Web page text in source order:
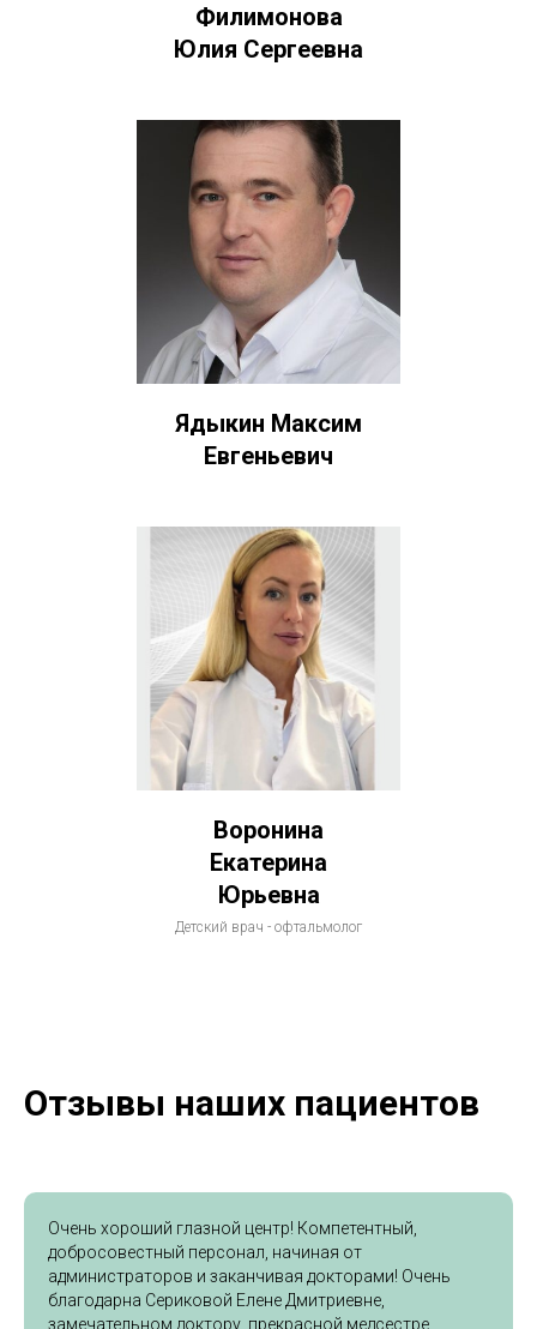
Филимонова
Юлия Сергеевна
Ядыкин Максим
Евгеньевич
Воронина
Екатерина
Юрьевна
Детский врач - офтальмолог
Отзывы наших пациентов
Очень хороший глазной центр! Компетентный,
добросовестный персонал, начиная от
администраторов и заканчивая докторами! Очень
благодарна Сериковой Елене Дмитриевне,
замечательном доктору, прекрасной медсестре,